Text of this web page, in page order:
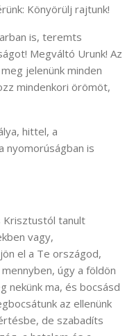
Könyörülj rajtunk!
is, teremts
Megváltó Urunk! Az
jelenünk minden
mindenkori örömöt,
hittel, a
nyomorúságban is
Krisztustól tanult
vagy,
el a Te országod,
úgy a földön
nekünk ma, és bocsásd
az ellenünk
de szabadíts